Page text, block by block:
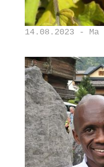
14.08.2023 -